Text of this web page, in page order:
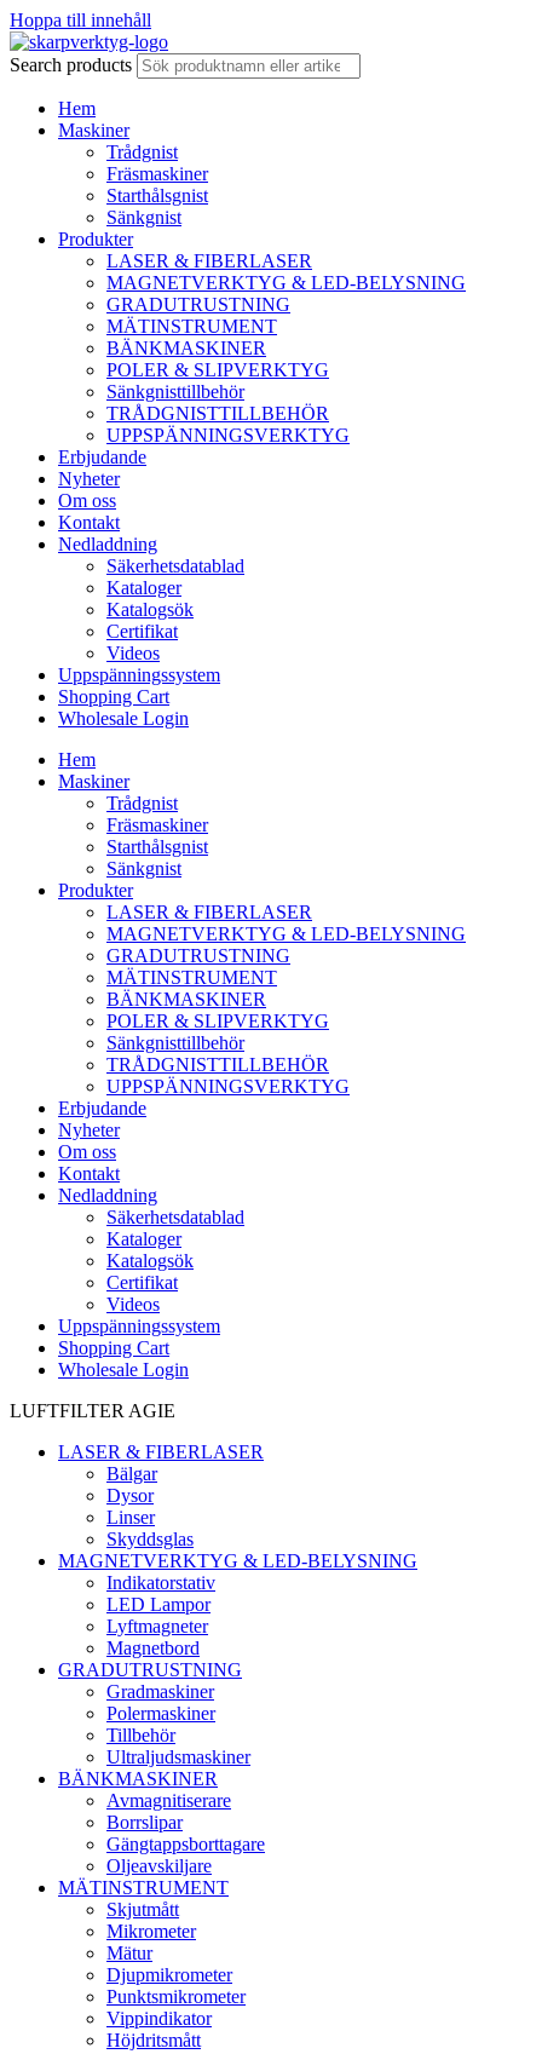
Hoppa till innehåll
Search products
Hem
Maskiner
Trådgnist
Fräsmaskiner
Starthålsgnist
Sänkgnist
Produkter
LASER & FIBERLASER
MAGNETVERKTYG & LED-BELYSNING
GRADUTRUSTNING
MÄTINSTRUMENT
BÄNKMASKINER
POLER & SLIPVERKTYG
Sänkgnisttillbehör
TRÅDGNISTTILLBEHÖR
UPPSPÄNNINGSVERKTYG
Erbjudande
Nyheter
Om oss
Kontakt
Nedladdning
Säkerhetsdatablad
Kataloger
Katalogsök
Certifikat
Videos
Uppspänningssystem
Shopping Cart
Wholesale Login
Hem
Maskiner
Trådgnist
Fräsmaskiner
Starthålsgnist
Sänkgnist
Produkter
LASER & FIBERLASER
MAGNETVERKTYG & LED-BELYSNING
GRADUTRUSTNING
MÄTINSTRUMENT
BÄNKMASKINER
POLER & SLIPVERKTYG
Sänkgnisttillbehör
TRÅDGNISTTILLBEHÖR
UPPSPÄNNINGSVERKTYG
Erbjudande
Nyheter
Om oss
Kontakt
Nedladdning
Säkerhetsdatablad
Kataloger
Katalogsök
Certifikat
Videos
Uppspänningssystem
Shopping Cart
Wholesale Login
LUFTFILTER AGIE
LASER & FIBERLASER
Bälgar
Dysor
Linser
Skyddsglas
MAGNETVERKTYG & LED-BELYSNING
Indikatorstativ
LED Lampor
Lyftmagneter
Magnetbord
GRADUTRUSTNING
Gradmaskiner
Polermaskiner
Tillbehör
Ultraljudsmaskiner
BÄNKMASKINER
Avmagnitiserare
Borrslipar
Gängtappsborttagare
Oljeavskiljare
MÄTINSTRUMENT
Skjutmått
Mikrometer
Mätur
Djupmikrometer
Punktsmikrometer
Vippindikator
Höjdritsmått